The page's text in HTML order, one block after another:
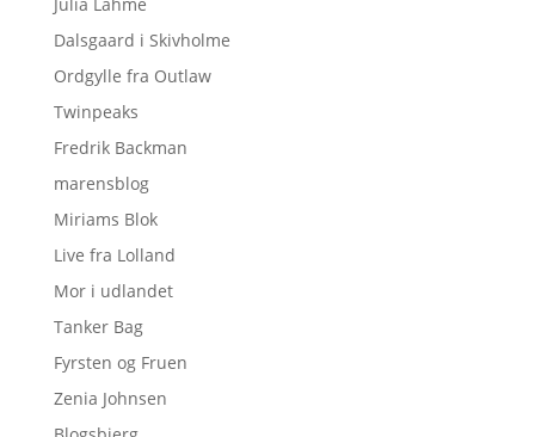
Dalsgaard i Skivholme
Ordgylle fra Outlaw
Twinpeaks
Fredrik Backman
marensblog
Miriams Blok
Live fra Lolland
Mor i udlandet
Tanker Bag
Fyrsten og Fruen
Zenia Johnsen